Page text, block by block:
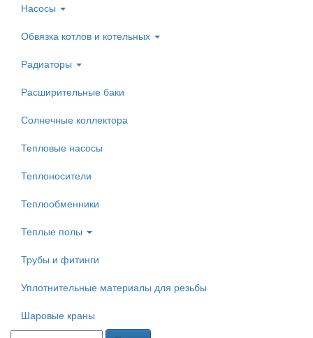
Насосы
Обвязка котлов и котельных
Радиаторы
Расширительные баки
Солнечные коллектора
Тепловые насосы
Теплоносители
Теплообменники
Теплые полы
Трубы и фитинги
Уплотнительные материалы для резьбы
Шаровые краны